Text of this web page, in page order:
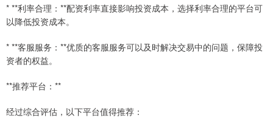
* **利率合理：**配资利率直接影响投资成本，选择利率合理的平台可
以降低投资成本。
* **客服服务：**优质的客服服务可以及时解决交易中的问题，保障投
资者的权益。
**推荐平台：**
经过综合评估，以下平台值得推荐：